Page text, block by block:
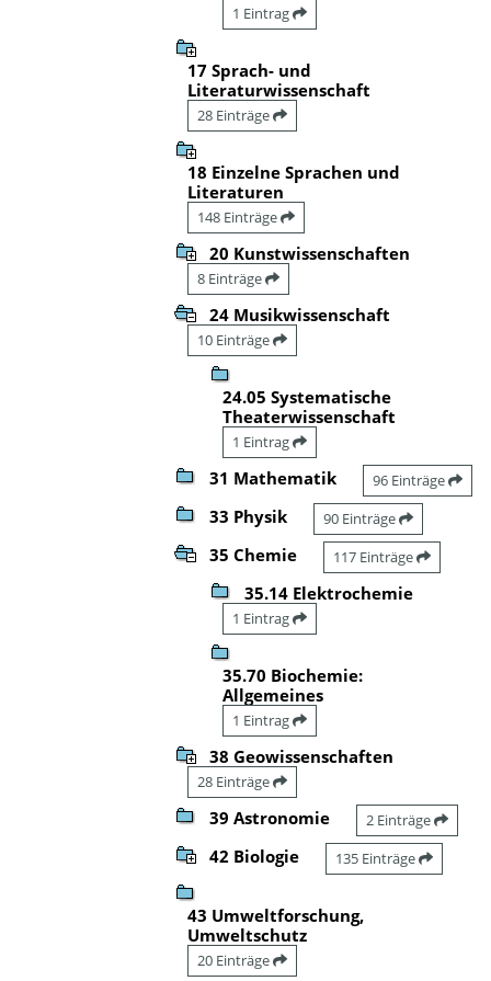
1 Eintrag
17 Sprach- und
Literaturwissenschaft
28 Einträge
18 Einzelne Sprachen und
Literaturen
148 Einträge
20 Kunstwissenschaften
8 Einträge
24 Musikwissenschaft
10 Einträge
24.05 Systematische
Theaterwissenschaft
1 Eintrag
31 Mathematik 96 Einträge
33 Physik 90 Einträge
35 Chemie 117 Einträge
35.14 Elektrochemie
1 Eintrag
35.70 Biochemie:
Allgemeines
1 Eintrag
38 Geowissenschaften
28 Einträge
39 Astronomie 2 Einträge
42 Biologie 135 Einträge
43 Umweltforschung,
Umweltschutz
20 Einträge